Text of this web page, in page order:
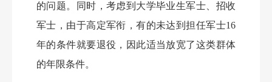
的问题。同时，考虑到大学毕业生军士、招收
军士，由于高定军衔，有的未达到担任军士16
年的条件就要退役，因此适当放宽了这类群体
的年限条件。